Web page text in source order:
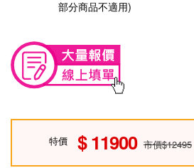
部分商品不適用)
特價 11900 市價$12495